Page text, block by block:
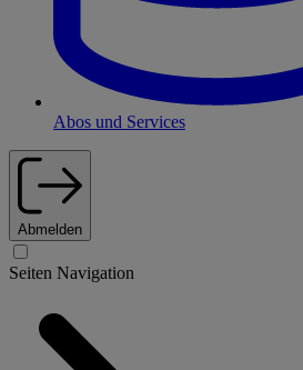
Abos und Services
Abmelden
Seiten Navigation